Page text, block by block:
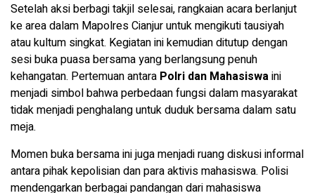
Setelah aksi berbagi takjil selesai, rangkaian acara berlanjut
ke area dalam Mapolres Cianjur untuk mengikuti tausiyah
atau kultum singkat. Kegiatan ini kemudian ditutup dengan
sesi buka puasa bersama yang berlangsung penuh
kehangatan. Pertemuan antara Polri dan Mahasiswaini
menjadi simbol bahwa perbedaan fungsi dalam masyarakat
tidak menjadi penghalang untuk duduk bersama dalam satu
meja.
Momen buka bersama ini juga menjadi ruang diskusi informal
antara pihak kepolisian dan para aktivis mahasiswa. Polisi
mendengarkan berbagai pandangan dari mahasiswa